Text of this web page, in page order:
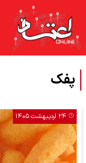
پفک
۲۴ اردیبهشت ۱۴۰۵